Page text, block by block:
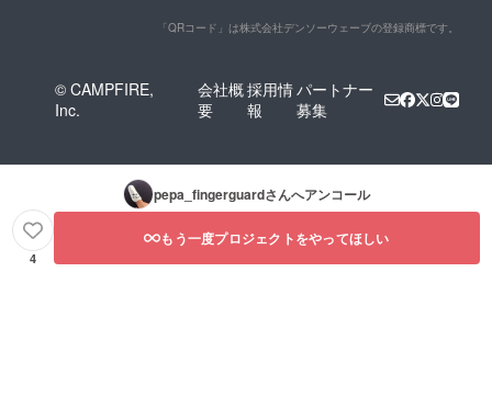
「QRコード」は株式会社デンソーウェーブの登録商標です。
© CAMPFIRE,
Inc.
会社概
要
採用情
報
パートナー
募集
pepa_fingerguardさんへアンコール
4
もう一度プロジェクトをやってほしい